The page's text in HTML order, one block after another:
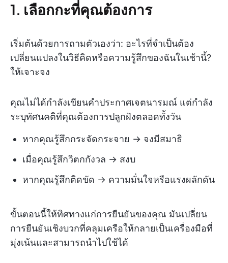
1. เลือกกะที่คุณต้องการ
เริ่มต้นด้วยการถามตัวเองว่า: อะไรที่จำเป็นต้อง
เปลี่ยนแปลงในวิธีคิดหรือความรู้สึกของฉันในเช้านี้?
ให้เจาะจง
คุณไม่ได้กำลังเขียนคำประกาศเจตนารมณ์ แต่กำลัง
ระบุทัศนคติที่คุณต้องการปลูกฝังตลอดทั้งวัน
หากคุณรู้สึกกระจัดกระจาย → จงมีสมาธิ
เมื่อคุณรู้สึกวิตกกังวล → สงบ
หากคุณรู้สึกติดขัด → ความมั่นใจหรือแรงผลักดัน
ขั้นตอนนี้ให้ทิศทางแก่การยืนยันของคุณ มันเปลี่ยน
การยืนยันเชิงบวกที่คลุมเครือให้กลายเป็นเครื่องมือที่
มุ่งเน้นและสามารถนำไปใช้ได้